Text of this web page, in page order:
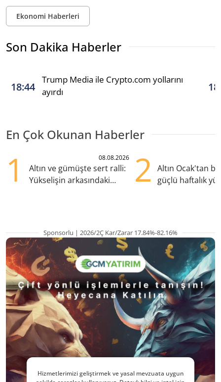
Ekonomi Haberleri
Son Dakika Haberler
18:44
Trump Media ile Crypto.com yollarını
ayırdı
En Çok Okunan Haberler
1 08.08.2026
Altın ve gümüşte sert ralli:
Yükselişin arkasındaki
2
Altın Ocak'tan
güçlü haftalık
Sponsorlu | 2026/2Ç Kar/Zarar 17.84%-82.16%
Hizmetlerimizi geliştirmek ve yasal mevzuata uygun